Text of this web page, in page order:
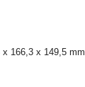
166,3 x 149,5 mm